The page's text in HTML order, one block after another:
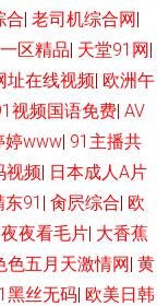
精品 美国三级毛片
狼友社区 91jiuyi 激情
儿 91超碰图片 日本熟
艹久 伪娘seav 91原创
操超碰 日韩av123 91
合| 老司机综合网|
区精品| 天堂91网|
址在线视频| 欧洲午
视频国语免费| AV
婷www| 91主播共
视频| 日本成人A片
东91 | 肏屄综合| 欧
夜看毛片| 大香蕉
色五月天激情网| 黄
黑丝无码| 欧美日韩